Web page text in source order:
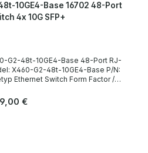
10GE4-Base 16702 48-Port
4x 10G SFP+
Brackets Interfaces /
Preis:
€